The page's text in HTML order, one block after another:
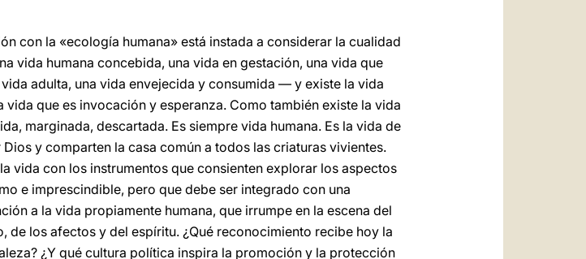
con la «ecología humana» está instada a considerar la cualidad
vida humana concebida, una vida en gestación, una vida que
adulta, una vida envejecida y consumida — y existe la vida
que es invocación y esperanza. Como también existe la vida
marginada, descartada. Es siempre vida humana. Es la vida de
y comparten la casa común a todos las criaturas vivientes.
vida con los instrumentos que consienten explorar los aspectos
e imprescindible, pero que debe ser integrado con una
a la vida propiamente humana, que irrumpe en la escena del
los afectos y del espíritu. ¿Qué reconocimiento recibe hoy la
¿Y qué cultura política inspira la promoción y la protección